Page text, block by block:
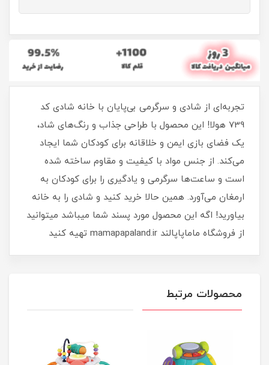
تجربه‌ای از شادی و سرگرمی بی‌پایان با خانه شادی کد
739 هولا! این محصول با طراحی جذاب و رنگ‌های شاد،
یک فضای بازی ایمن و خلاقانه برای کودکان شما ایجاد
می‌کند. از جنس مواد با کیفیت و مقاوم ساخته شده
است و ساعت‌ها سرگرمی و یادگیری را برای کودکان به
ارمغان می‌آورد. همین حالا خرید کنید و شادی را به خانه
بیاورید! اگه این محصول مورد پسند شما میباشد میتوانید
از فروشگاه ماماپاپالند mamapapaland.ir تهیه کنید
محصولات مرتبط